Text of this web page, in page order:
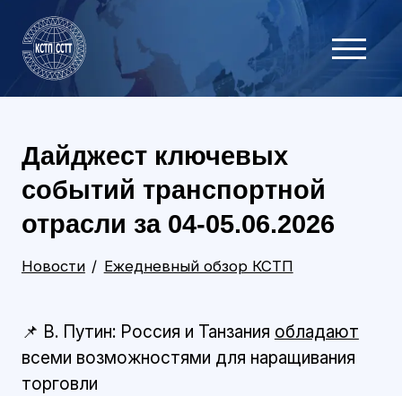
Дайджест ключевых
событий транспортной
отрасли за 04-05.06.2026
Новости Ежедневный обзор КСТП
📌 В. Путин: Россия и Танзания обладают
всеми возможностями для наращивания
торговли